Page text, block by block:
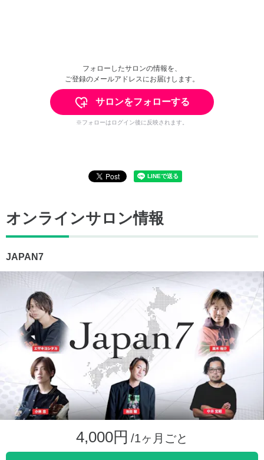
フォローしたサロンの情報を、
ご登録のメールアドレスにお届けします。
サロンをフォローする
※フォローはログイン後に反映されます。
オンラインサロン情報
JAPAN7
4,000円 /1ヶ月ごと